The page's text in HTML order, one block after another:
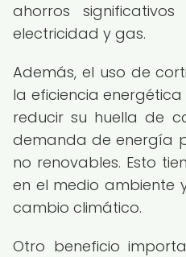
ahorros
electricidad y gas.
Además, el uso de
la eficiencia
reducir su huella de
demanda de energía
no renovables. Esto
en el medio ambiente
cambio climático.
Otro beneficio